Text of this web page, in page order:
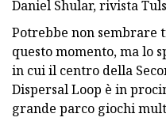
Daniel Shular, rivista
Potrebbe non sembrare
questo momento, ma lo
in cui il centro della
Dispersal Loop è in
grande parco giochi